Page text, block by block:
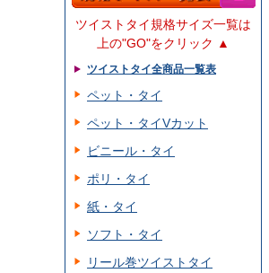
ツイストタイ規格サイズ一覧は
上の"GO"をクリック ▲
ツイストタイ全商品一覧表
ペット・タイ
ペット・タイVカット
ビニール・タイ
ポリ・タイ
紙・タイ
ソフト・タイ
リール巻ツイストタイ